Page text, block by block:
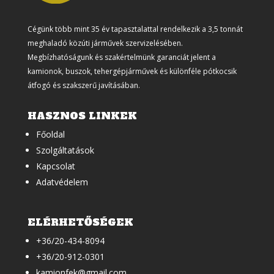
Cégünk több mint 35 év tapasztalattal rendelkezik a 3,5 tonnát
meghaladó közúti járművek szervizelésében.
Megbízhatóságunk és szakértelmünk garanciát jelent a
kamionok, buszok, tehergépjárművek és különféle pótkocsik
átfogó és szakszerű javításában.
HASZNOS LINKEK
Főoldal
Szolgáltatások
Kapcsolat
Adatvédelem
ELÉRHETŐSÉGEK
+36/20-434-8094
+36/20-912-0301